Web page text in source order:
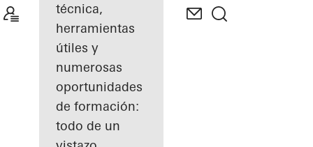
técnica,
herramientas
útiles y
numerosas
oportunidades
de formación:
todo de un